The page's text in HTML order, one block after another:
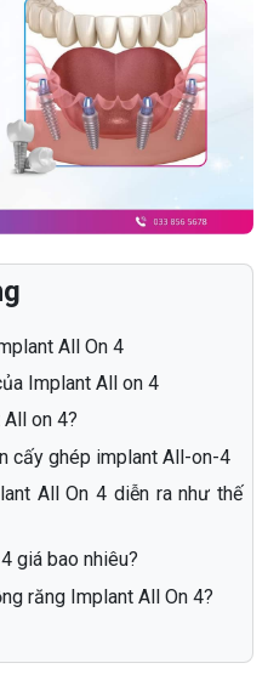
All On 4
Implant All on 4
on 4?
cấy ghép implant All-on-4
All On 4 diễn ra như thế
giá bao nhiêu?
răng Implant All On 4?